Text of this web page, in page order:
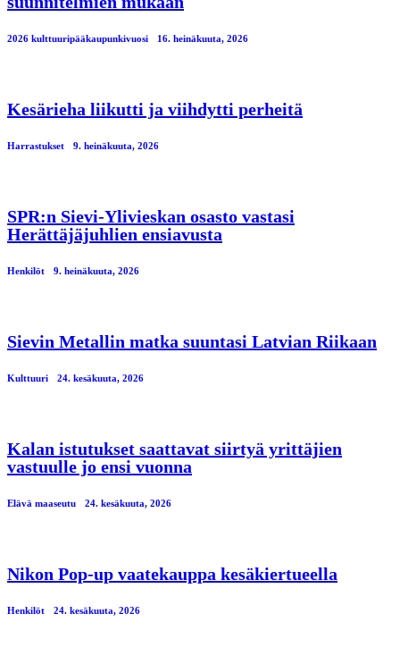
2026 kulttuuripääkaupunkivuosi 16. heinäkuuta, 2026
Kesärieha liikutti ja viihdytti perheitä
Harrastukset 9. heinäkuuta, 2026
SPR:n Sievi-Ylivieskan osasto vastasi
Herättäjäjuhlien ensiavusta
Henkilöt 9. heinäkuuta, 2026
Sievin Metallin matka suuntasi Latvian Riikaan
Kulttuuri 24. kesäkuuta, 2026
Kalan istutukset saattavat siirtyä yrittäjien
vastuulle jo ensi vuonna
Elävä maaseutu 24. kesäkuuta, 2026
Nikon Pop-up vaatekauppa kesäkiertueella
Henkilöt 24. kesäkuuta, 2026